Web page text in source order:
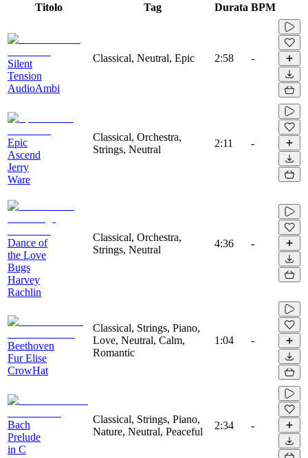
Titolo Tag Durata BPM
Silent
Tension
AudioAmbi
Classical, Neutral, Epic 2:58 -
Epic
Ascend
Jerry
Ware
Classical, Orchestra,
Strings, Neutral
2:11 -
Dance of
the Love
Bugs
Harvey
Rachlin
Classical, Orchestra,
Strings, Neutral
4:36 -
Beethoven
Fur Elise
CrowHat
Classical, Strings, Piano,
Love, Neutral, Calm,
Romantic
1:04 -
Bach
Prelude
in C
Classical, Strings, Piano,
Nature, Neutral, Peaceful
2:34 -